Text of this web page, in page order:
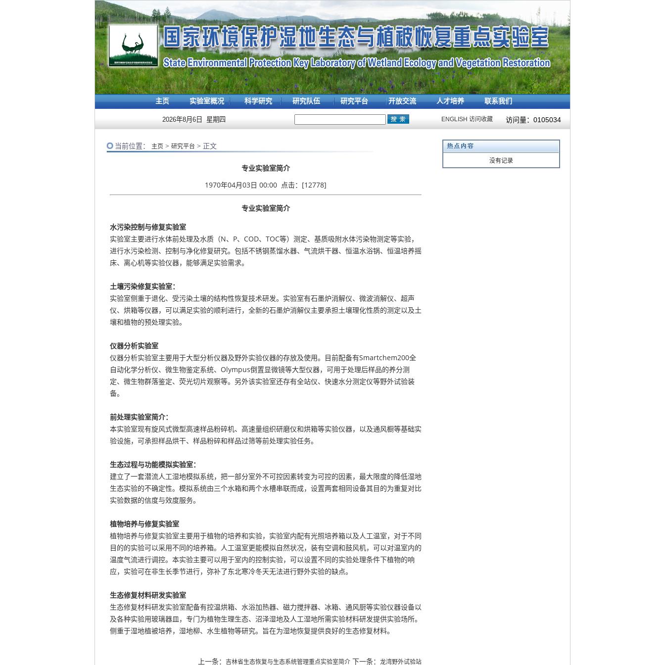
主页 实验室概况 科学研究 研究队伍 研究平台 开放交流 人才培养 联系我们
2026年8月6日 星期四 ENGLISH 访问收藏 访问量： 0105034
当前位置： 主页 > 研究平台 > 正文
专业实验室简介
1970年04月03日 00:00 点击：[12778]
专业实验室简介
水污染控制与修复实验室
实验室主要进行水体前处理及水质（N、P、COD、TOC等）测定、基质吸附水体污染物测定等实验，
进行水污染检测、控制与净化修复研究。包括不锈钢蒸馏水器、气流烘干器、恒温水浴锅、恒温培养摇
床、离心机等实验仪器，能够满足实验需求。
土壤污染修复实验室：
实验室侧重于退化、受污染土壤的结构性恢复技术研发。实验室有石墨炉消解仪、微波消解仪、超声
仪、烘箱等仪器，可以满足实验的顺利进行，全新的石墨炉消解仪主要承担土壤理化性质的测定以及土
壤和植物的预处理实验。
仪器分析实验室
仪器分析实验室主要用于大型分析仪器及野外实验仪器的存放及使用。目前配备有Smartchem200全
自动化学分析仪、微生物鉴定系统、Olympus倒置显微镜等大型仪器，可用于处理后样品的养分测
定、微生物群落鉴定、荧光切片观察等。另外该实验室还存有全站仪、快速水分测定仪等野外试验装
备。
前处理实验室简介：
本实验室现有旋风式微型高速样品粉碎机、高速量组织研磨仪和烘箱等实验仪器，以及通风橱等基础实
验设施，可承担样品烘干、样品粉碎和样品过筛等前处理实验任务。
生态过程与功能模拟实验室：
建立了一套潜流人工湿地模拟系统，把一部分室外不可控因素转变为可控的因素，最大限度的降低湿地
生态实验的不确定性。模拟系统由三个水箱和两个水槽串联而成，设置两套相同设备其目的为重复对比
实验数据的信度与效度服务。
植物培养与修复实验室
植物培养与修复实验室主要用于植物的培养和实验，实验室内配有光照培养箱以及人工温室，对于不同
目的的实验可以采用不同的培养箱。人工温室更能模拟自然状况，装有空调和鼓风机，可以对温室内的
温度气流进行调控。本实验主要可以用于室内的控制实验，可以设置不同的实验处理条件下植物的响
应，实验可在非生长季节进行，弥补了东北寒冷冬天无法进行野外实验的缺点。
生态修复材料研发实验室
生态修复材料研发实验室配备有控温烘箱、水浴加热器、磁力搅拌器、冰箱、通风厨等实验仪器设备以
及各种实验用玻璃器皿，专门为植物生理生态、沼泽湿地及人工湿地所需实验材料研发提供实验场所。
侧重于湿地植被培养，湿地柳、水生植物等研究。旨在为湿地恢复提供良好的生态修复材料。
上一条： 吉林省生态恢复与生态系统管理重点实验室简介 下一条： 龙湾野外试验站
没有记录